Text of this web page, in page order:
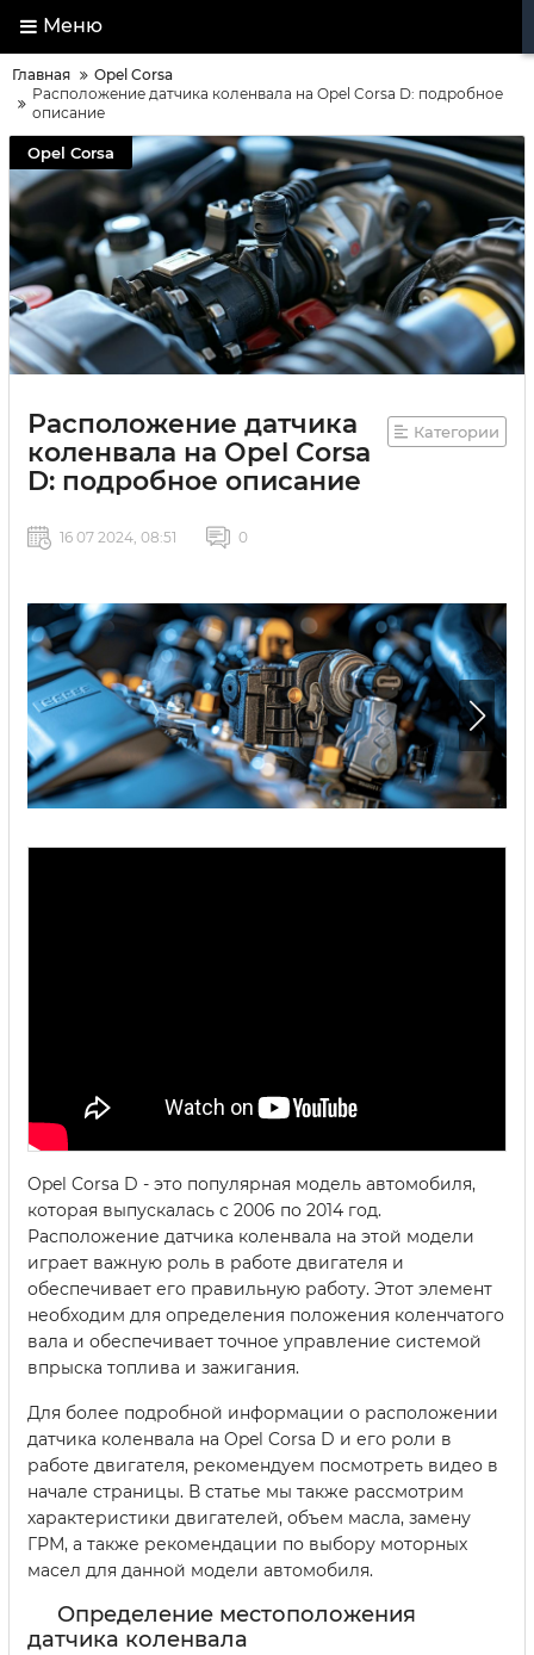
Меню
Главная
Opel Corsa
Расположение датчика коленвала на Opel Corsa D: подробное
описание
Opel Corsa
Расположение датчика
коленвала на Opel Corsa
D: подробное описание
Категории
16 07 2024, 08:51 0
Opel Corsa D - это популярная модель автомобиля,
которая выпускалась с 2006 по 2014 год.
Расположение датчика коленвала на этой модели
играет важную роль в работе двигателя и
обеспечивает его правильную работу. Этот элемент
необходим для определения положения коленчатого
вала и обеспечивает точное управление системой
впрыска топлива и зажигания.
Для более подробной информации о расположении
датчика коленвала на Opel Corsa D и его роли в
работе двигателя, рекомендуем посмотреть видео в
начале страницы. В статье мы также рассмотрим
характеристики двигателей, объем масла, замену
ГРМ, а также рекомендации по выбору моторных
масел для данной модели автомобиля.
Определение местоположения
датчика коленвала